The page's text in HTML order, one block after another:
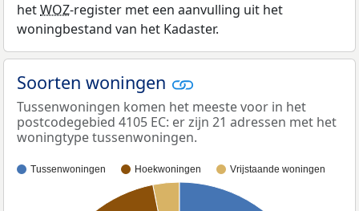
hetWOZ-register met een aanvulling uit het
woningbestand van het Kadaster.
Soorten woningen
Tussenwoningen komen het meeste voor in het
postcodegebied 4105 EC: er zijn 21 adressen met het
woningtype tussenwoningen.
Tussenwoningen Hoekwoningen Vrijstaande woningen